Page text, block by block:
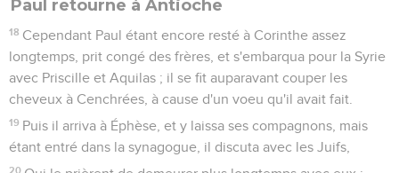
Paul retourne à Antioche
18 Cependant Paul étant encore resté à Corinthe assez
longtemps, prit congé des frères, et s'embarqua pour la Syrie
avec Priscille et Aquilas ; il se fit auparavant couper les
cheveux à Cenchrées, à cause d'un voeu qu'il avait fait.
19 Puis il arriva à Éphèse, et y laissa ses compagnons, mais
étant entré dans la synagogue, il discuta avec les Juifs,
20